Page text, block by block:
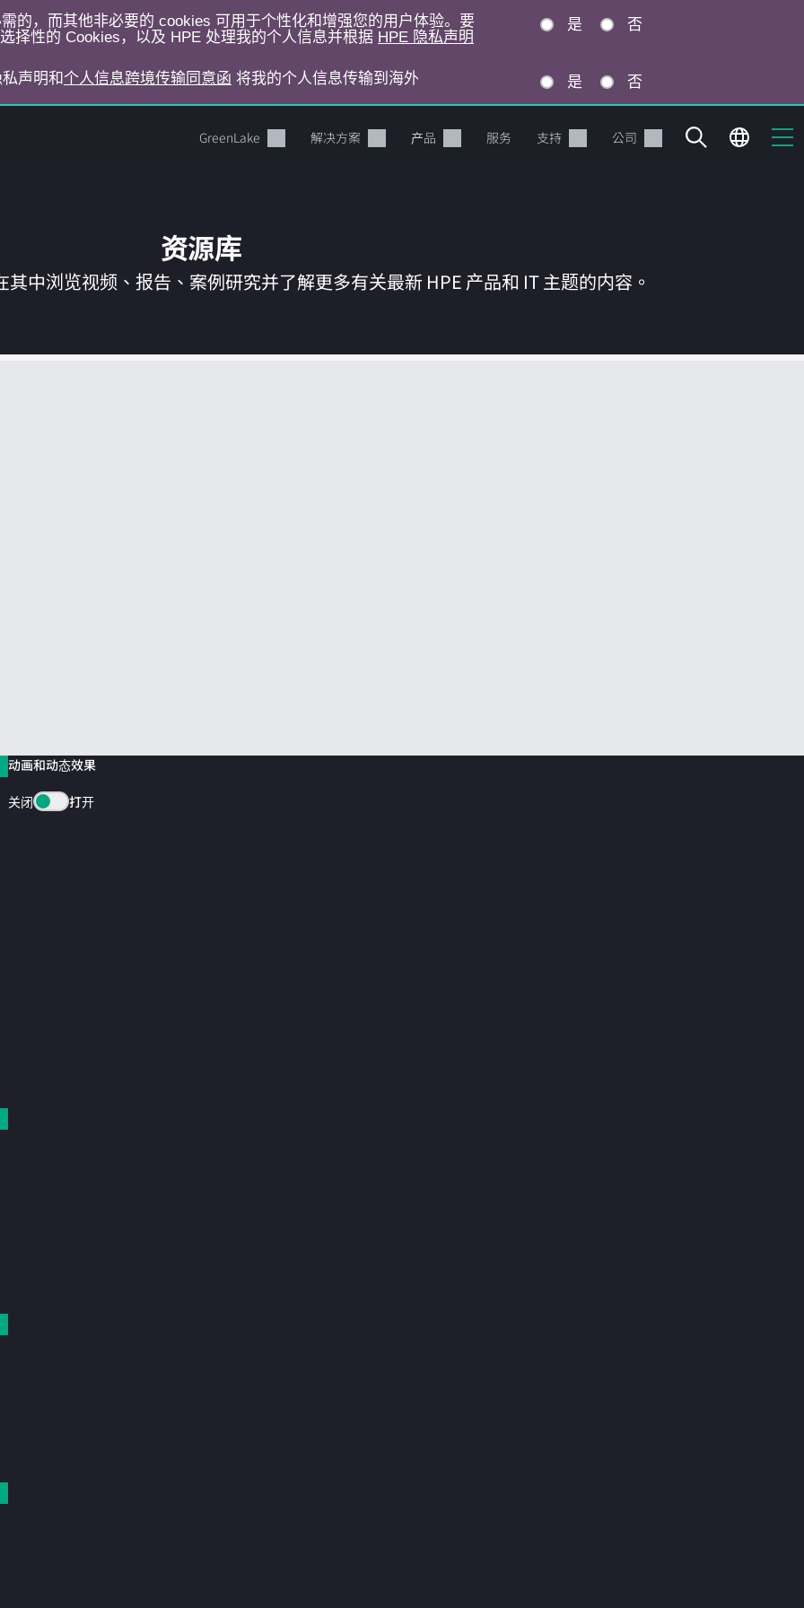
的，而其他非必要的 cookies 可用于个性化和增强您的用户体验。要
择性的 Cookies，以及 HPE 处理我的个人信息并根据 HPE 隐私声明
是 否
声明和 个人信息跨境传输同意函 将我的个人信息传输到海外 是 否
GreenLake 解决方案 产品 服务 支持 公司
您的购物车目前是空的
资源库
中浏览视频、报告、案例研究并了解更多有关最新 HPE 产品和 IT 主题的内容。
动画和动态效果
关闭 打开